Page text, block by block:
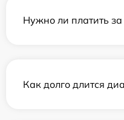
Нужно ли платить за
Как долго длится